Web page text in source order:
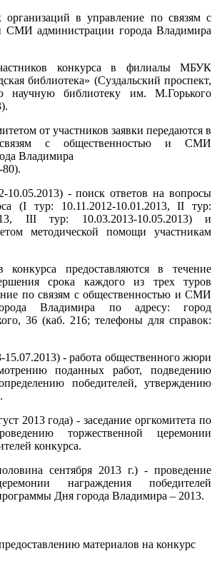
в управление по связям с
СМИ администрации города Владимира
конкурса в филиалы МБУК
библиотека» (Суздальский проспект,
библиотеку им. М.Горького
от участников заявки передаются в
с общественностью и СМИ
Владимира
80).
10.05.2013) - поиск ответов на вопросы
(I тур: 10.11.2012-10.01.2013,II тур:
IIIтур: 10.03.2013-10.05.2013) и
методической помощи участникам
конкурса предоставляются в течение
срока каждого из трех туров
по связям с общественностью и СМИ
Владимира по адресу: город
36 (каб. 216; телефоны для справок:
15.07.2013) - работа общественного жюри
поданных работ, подведению
победителей, утверждению
2013 года) - заседание оргкомитета по
торжественной церемонии
конкурса.
сентября 2013 г.) - проведение
награждения победителей
Дня города Владимира – 2013.
материалов на конкурс